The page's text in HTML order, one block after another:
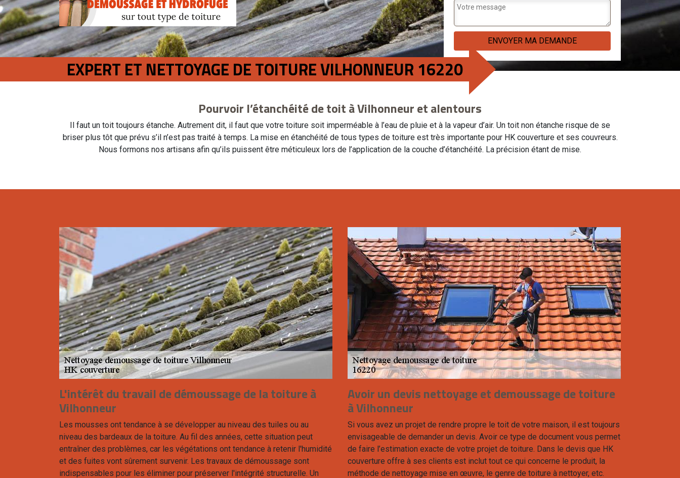
EXPERT ET NETTOYAGE DE TOITURE VILHONNEUR 16220
Pourvoir l’étanchéité de toit à Vilhonneur et alentours
Il faut un toit toujours étanche. Autrement dit, il faut que votre toiture soit imperméable à l’eau de pluie et à la vapeur d’air. Un toit non étanche risque de se
briser plus tôt que prévu s’il n’est pas traité à temps. La mise en étanchéité de tous types de toiture est très importante pour HK couverture et ses couvreurs.
Nous formons nos artisans afin qu’ils puissent être méticuleux lors de l’application de la couche d’étanchéité. La précision étant de mise.
L'intérêt du travail de démoussage de la toiture à
Vilhonneur
Les mousses ont tendance à se développer au niveau des tuiles ou au
niveau des bardeaux de la toiture. Au fil des années, cette situation peut
entraîner des problèmes, car les végétations ont tendance à retenir l'humidité
et des fuites vont sûrement survenir. Les travaux de démoussage sont
indispensables pour les éliminer pour préserver l'intégrité structurelle. Un
Avoir un devis nettoyage et demoussage de toiture
à Vilhonneur
Si vous avez un projet de rendre propre le toit de votre maison, il est toujours
envisageable de demander un devis. Avoir ce type de document vous permet
de faire l’estimation exacte de votre projet de toiture. Dans le devis que HK
couverture offre à ses clients est inclut tout ce qui concerne le produit, la
méthode de nettoyage mise en œuvre, le genre de toiture à nettoyer, etc.